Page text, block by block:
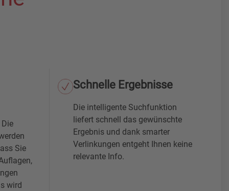
Sie
wird
Schnelle Ergebnisse
Die intelligente Suchfunktion
liefert schnell das gewünschte
Ergebnis und dank smarter
Verlinkungen entgeht Ihnen keine
relevante Info.